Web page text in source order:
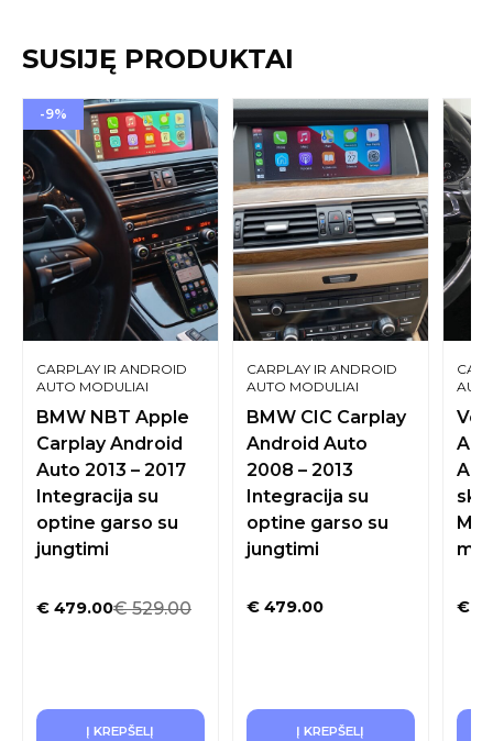
SUSIJĘ PRODUKTAI
-9%
CARPLAY IR ANDROID
AUTO MODULIAI
BMW NBT Apple
Carplay Android
Auto 2013 – 2017
Integracija su
optine garso su
jungtimi
€529.00
€ 479.00
Į KREPŠELĮ
CARPLAY IR ANDROID
AUTO MODULIAI
BMW CIC Carplay
Android Auto
2008 – 2013
Integracija su
optine garso su
jungtimi
€479.00
Į KREPŠELĮ
€